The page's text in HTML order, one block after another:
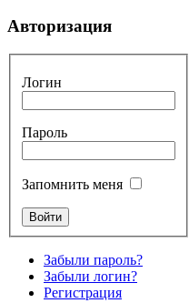
Авторизация
Логин
Пароль
Запомнить меня
Забыли пароль?
Забыли логин?
Регистрация